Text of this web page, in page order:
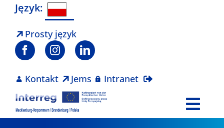
Skip
content
Język:
Prosty język
Kontakt Jems Intranet